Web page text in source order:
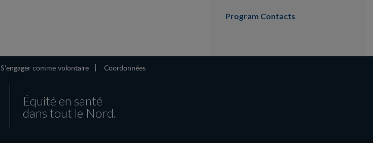
Program Contacts
S’engager comme volontaire Coordonnées
Équité en santé
dans tout le Nord.